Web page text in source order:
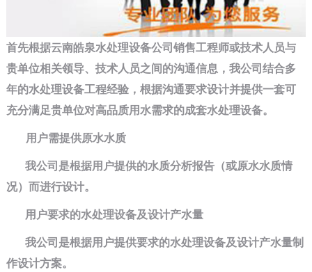
首先根据云南皓泉水处理设备公司销售工程师或技术人员与
贵单位相关领导、技术人员之间的沟通信息，我公司结合多
年的水处理设备工程经验，根据沟通要求设计并提供一套可
充分满足贵单位对高品质用水需求的成套水处理设备。
用户需提供原水水质
我公司是根据用户提供的水质分析报告（或原水水质情
况）而进行设计。
用户要求的水处理设备及设计产水量
我公司是根据用户提供要求的水处理设备及设计产水量制
作设计方案。